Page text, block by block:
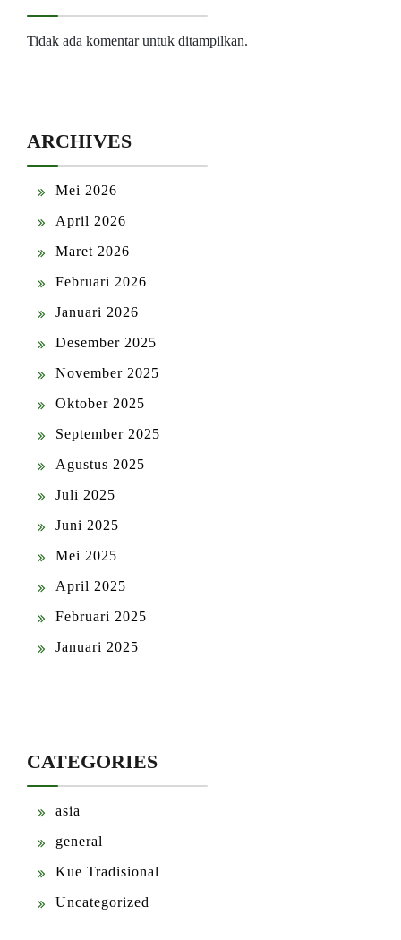
Tidak ada komentar untuk ditampilkan.
ARCHIVES
Mei 2026
April 2026
Maret 2026
Februari 2026
Januari 2026
Desember 2025
November 2025
Oktober 2025
September 2025
Agustus 2025
Juli 2025
Juni 2025
Mei 2025
April 2025
Februari 2025
Januari 2025
CATEGORIES
asia
general
Kue Tradisional
Uncategorized